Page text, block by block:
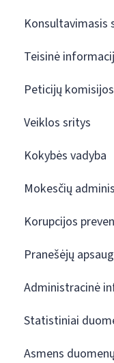
Konsultavimasis
Teisinė
Peticijų
Veiklos sritys
Kokybės vadyba
Mokesčių
Korupcijos
Pranešėjų
Administracinė
Statistiniai
Asmens